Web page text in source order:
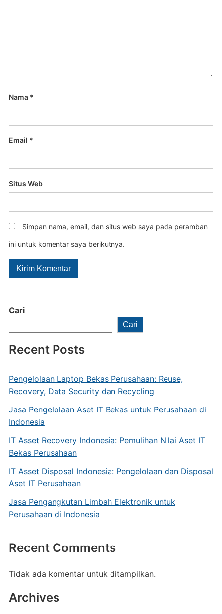
Cari
Cari
Recent Posts
Pengelolaan Laptop Bekas Perusahaan: Reuse,
Recovery, Data Security dan Recycling
Jasa Pengelolaan Aset IT Bekas untuk Perusahaan di
Indonesia
IT Asset Recovery Indonesia: Pemulihan Nilai Aset IT
Bekas Perusahaan
IT Asset Disposal Indonesia: Pengelolaan dan Disposal
Aset IT Perusahaan
Jasa Pengangkutan Limbah Elektronik untuk
Perusahaan di Indonesia
Recent Comments
Tidak ada komentar untuk ditampilkan.
Archives
Nama *
Email *
Situs Web
Simpan nama, email, dan situs web saya pada peramban
ini untuk komentar saya berikutnya.